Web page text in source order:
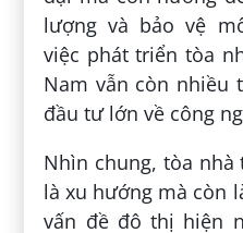
lượng và bảo vệ
việc phát triển tòa
Nam vẫn còn nhiều
đầu tư lớn về công
Nhìn chung, tòa
là xu hướng mà còn
vấn đề đô thị hiện